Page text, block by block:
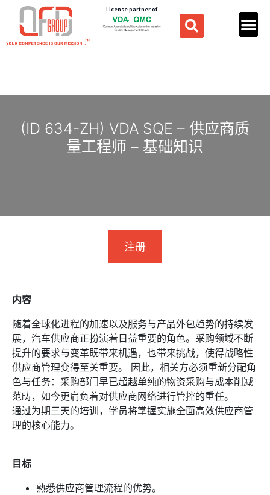
License partner of
(ID 634-ZH) VDA SQE – 供应商质
量工程师 – 基础知识
注册
内容
随着全球化进程的加速以及服务与产品外包趋势的持续发
展，汽车供应商正扮演着日益重要的角色。采购领域不断
提升的要求与变革既带来机遇，也带来挑战，使得战略性
供应商管理变得至关重要。 因此，相关方必须重新分配角
色与任务：采购部门早已超越单纯的物资采购与成本削减
范畴，如今更肩负着对供应商网络进行管控的重任。
通过为期三天的培训，学员将掌握实施全面高效供应商管
理的核心能力。
目标
熟悉供应商管理流程的优势。